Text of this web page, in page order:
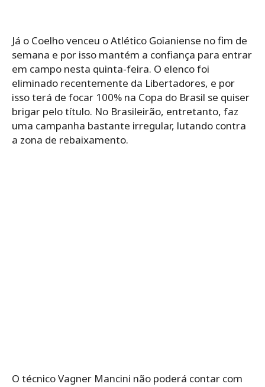
Já o Coelho venceu o Atlético Goianiense no fim de
semana e por isso mantém a confiança para entrar
em campo nesta quinta-feira. O elenco foi
eliminado recentemente da Libertadores, e por
isso terá de focar 100% na Copa do Brasil se quiser
brigar pelo título. No Brasileirão, entretanto, faz
uma campanha bastante irregular, lutando contra
a zona de rebaixamento.
O técnico Vagner Mancini não poderá contar com